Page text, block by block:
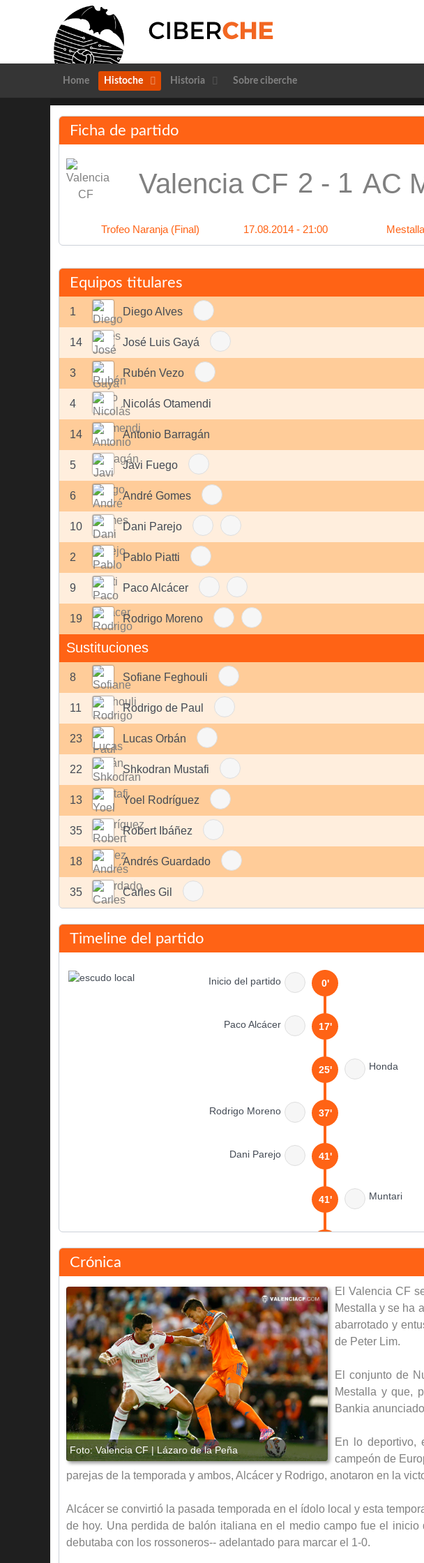
Home Histoche Historia Sobre ciberche
Ficha de partido
Valencia CF 2 - 1 AC
Trofeo Naranja (Final) 17.08.2014 - 21:00 Mestalla
Equipos titulares
1 Diego Alves
14 José Luis Gayá
3 Rubén Vezo
4 Nicolás Otamendi
14 Antonio Barragán
5 Javi Fuego
6 André Gomes
10 Dani Parejo
2 Pablo Piatti
9 Paco Alcácer
19 Rodrigo Moreno
Sustituciones
8 Sofiane Feghouli
11 Rodrigo de Paul
23 Lucas Orbán
22 Shkodran Mustafi
13 Yoel Rodríguez
35 Robert Ibáñez
18 Andrés Guardado
35 Carles Gil
Timeline del partido
Inicio del partido 0'
Paco Alcácer 17'
Honda
25'
Rodrigo Moreno 37'
Dani Parejo 41'
Muntari
41'
Menez
Abate
45'
Rodrigo de Paul
Paco Alcácer
53'
Sofiane Feghouli
Pablo Piatti
53'
Lucas Orbán
Rubén Vezo
Shkodran Mustafi
José Luis Gayá
58'
Yoel Rodríguez
Diego Alves
58'
Crónica
El Valencia CF
Mestalla y se ha
abarrotado y
de Peter Lim.
El conjunto de
Mestalla y que,
Bankia
En lo deportivo,
campeón de
parejas de la temporada y ambos, Alcácer y Rodrigo, anotaron en la
Alcácer se convirtió la pasada temporada en el ídolo local y esta
de hoy. Una perdida de balón italiana en el medio campo fue el
debutaba con los rossoneros-- adelantado para marcar el 1-0.